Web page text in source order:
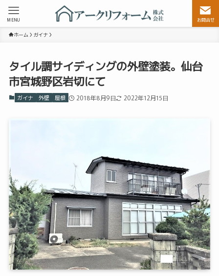
お問合せ
MENU
ホーム ガイナ
タイル調サイディングの外壁塗装。仙台
市宮城野区岩切にて
ガイナ 外壁 屋根 2018年8月9日 2022年12月15日